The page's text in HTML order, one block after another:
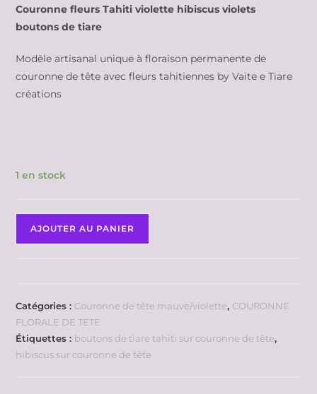
Couronne fleurs Tahiti violette hibiscus violets
boutons de tiare
Modèle artisanal unique à floraison permanente de
couronne de tête avec fleurs tahitiennes by Vaite e Tiare
créations
1 en stock
AJOUTER AU PANIER
Catégories : Couronne de tête mauve/violette, COURONNE
FLORALE DE TETE
Étiquettes : boutons de tiare tahiti sur couronne de tête,
hibiscus sur couronne de tête